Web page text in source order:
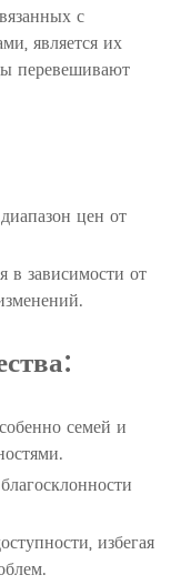
с
является их
перевешивают
цен от
в зависимости от
семей и
избегая